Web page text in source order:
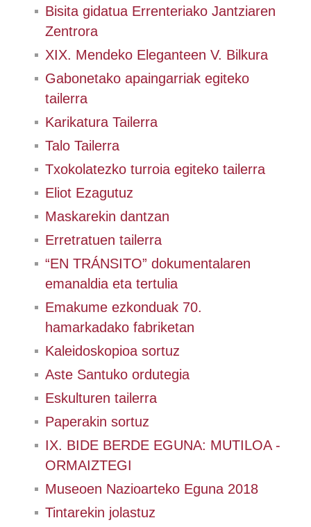
Bisita gidatua Errenteriako Jantziaren
Zentrora
XIX. Mendeko Eleganteen V. Bilkura
Gabonetako apaingarriak egiteko
tailerra
Karikatura Tailerra
Talo Tailerra
Txokolatezko turroia egiteko tailerra
Eliot Ezagutuz
Maskarekin dantzan
Erretratuen tailerra
“EN TRÁNSITO” dokumentalaren
emanaldia eta tertulia
Emakume ezkonduak 70.
hamarkadako fabriketan
Kaleidoskopioa sortuz
Aste Santuko ordutegia
Eskulturen tailerra
Paperakin sortuz
IX. BIDE BERDE EGUNA: MUTILOA -
ORMAIZTEGI
Museoen Nazioarteko Eguna 2018
Tintarekin jolastuz